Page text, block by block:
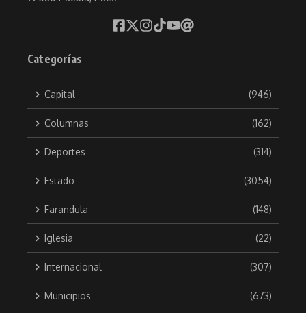
Categorías
Capital (946)
Columnas (162)
Deportes (314)
Estado (3054)
Farandula (148)
Iglesia (22)
Internacional (307)
Municipios (673)